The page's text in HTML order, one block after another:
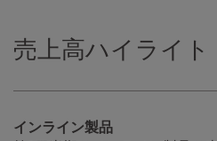
売上高ハイライト
インライン製品